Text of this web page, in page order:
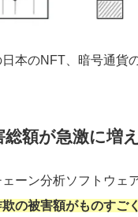
日本のNFT、暗号通貨
総額が急激に増
ーン分析ソフトウェ
欺の被害額がものすご